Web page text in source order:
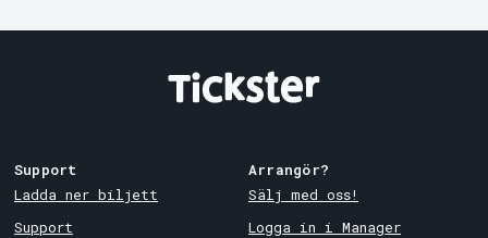
Support
Ladda ner biljett
Support
Arrangör?
Sälj med oss!
Logga in i Manager